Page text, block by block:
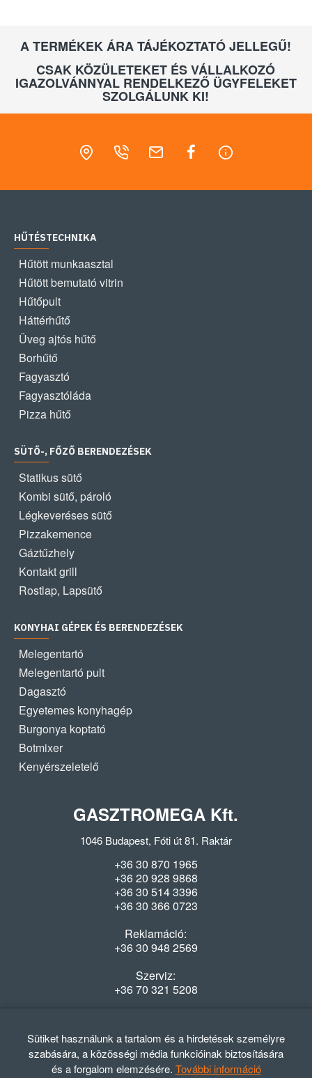
A TERMÉKEK ÁRA TÁJÉKOZTATÓ JELLEGŰ!
CSAK KÖZÜLETEKET ÉS VÁLLALKOZÓ
IGAZOLVÁNNYAL RENDELKEZŐ ÜGYFELEKET
SZOLGÁLUNK KI!
HŰTÉSTECHNIKA
Hűtött munkaasztal
Hűtött bemutató vitrin
Hűtőpult
Háttérhűtő
Üveg ajtós hűtő
Borhűtő
Fagyasztó
Fagyasztóláda
Pizza hűtő
SÜTŐ-, FŐZŐ BERENDEZÉSEK
Statikus sütő
Kombi sütő, pároló
Légkeveréses sütő
Pizzakemence
Gáztűzhely
Kontakt grill
Rostlap, Lapsütő
KONYHAI GÉPEK ÉS BERENDEZÉSEK
Melegentartó
Melegentartó pult
Dagasztó
Egyetemes konyhagép
Burgonya koptató
Botmixer
Kenyérszeletelő
GASZTROMEGA Kft.
1046 Budapest, Fóti út 81. Raktár
+36 30 870 1965
+36 20 928 9868
+36 30 514 3396
+36 30 366 0723
Reklamáció:
+36 30 948 2569
Szerviz:
+36 70 321 5208
Hétfő-Péntek: 08:00-16:30
Sütiket használunk a tartalom és a hirdetések személyre
szabására, a közösségi média funkcióinak biztosítására
és a forgalom elemzésére. További információ